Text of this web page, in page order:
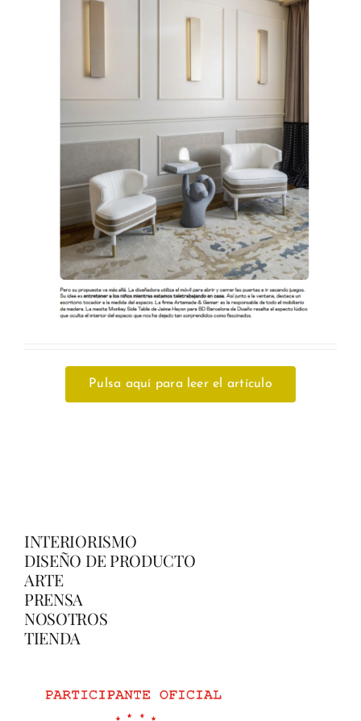
Pulsa aquí para leer el artículo
INTERIORISMO
DISEÑO DE PRODUCTO
ARTE
PRENSA
NOSOTROS
TIENDA